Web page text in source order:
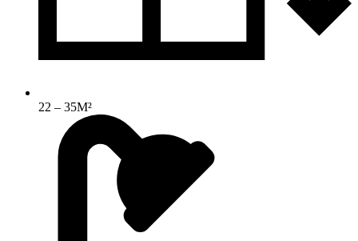
22 – 35M²